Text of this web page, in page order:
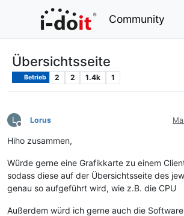
Community
Übersichtsseite
Betrieb 2 2 1.4k 1
L
Offline
Lorus
Hiho zusammen,
Würde gerne eine Grafikkarte zu einem
sodass diese auf der Übersichtsseite des
genau so aufgeführt wird, wie z.B. die CPU
Außerdem würd ich gerne auch die